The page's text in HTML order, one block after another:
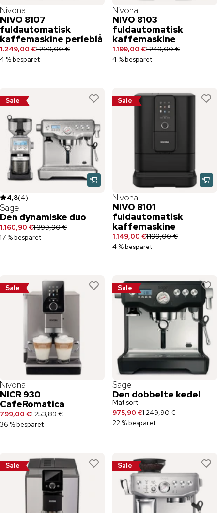
Nivona
NIVO 8107
fuldautomatisk
kaffemaskine perleblå
1.249,00 €1.299,00 €
4 % besparet
Nivona
NIVO 8103
fuldautomatisk
kaffemaskine
1.199,00 €1.249,00 €
4 % besparet
Sale
4,8(4)
Sage
Den dynamiske duo
1.160,90 €1.399,90 €
17 % besparet
Sale
Nivona
NIVO 8101
fuldautomatisk
kaffemaskine
1.149,00 €1.199,00 €
4 % besparet
Sale
Nivona
NICR 930
CafeRomatica
799,00 €1.253,89 €
36 % besparet
Sale
Sage
Den dobbelte kedel
Mat sort
975,90 €1.249,90 €
22 % besparet
Sale Sale